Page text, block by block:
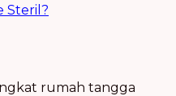
Steril?
rumah tangga